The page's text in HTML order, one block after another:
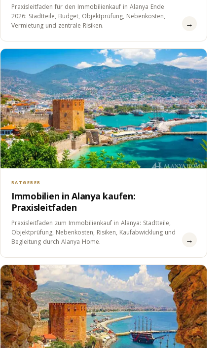
Praxisleitfaden für den Immobilienkauf in Alanya Ende
2026: Stadtteile, Budget, Objektprüfung, Nebenkosten,
Vermietung und zentrale Risiken.
→
RATGEBER
Immobilien in Alanya kaufen:
Praxisleitfaden
Praxisleitfaden zum Immobilienkauf in Alanya: Stadtteile,
Objektprüfung, Nebenkosten, Risiken, Kaufabwicklung und
Begleitung durch Alanya Home.
→